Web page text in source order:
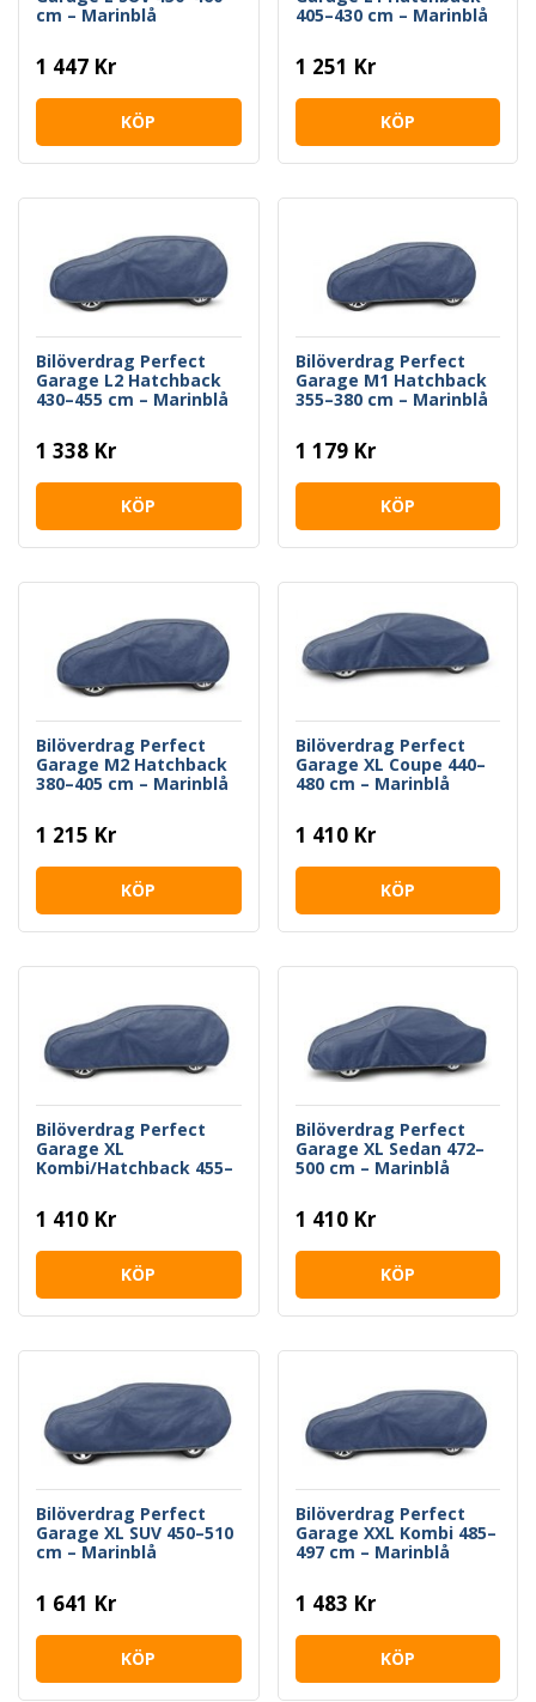
cm – Marinblå
1 447 Kr
KÖP
405–430 cm – Marinblå
1 251 Kr
KÖP
Bilöverdrag Perfect
Garage L2 Hatchback
430–455 cm – Marinblå
1 338 Kr
KÖP
Bilöverdrag Perfect
Garage M1 Hatchback
355–380 cm – Marinblå
1 179 Kr
KÖP
Bilöverdrag Perfect
Garage M2 Hatchback
380–405 cm – Marinblå
1 215 Kr
KÖP
Bilöverdrag Perfect
Garage XL Coupe 440–
480 cm – Marinblå
1 410 Kr
KÖP
Bilöverdrag Perfect
Garage XL
Kombi/Hatchback 455–
1 410 Kr
KÖP
Bilöverdrag Perfect
Garage XL Sedan 472–
500 cm – Marinblå
1 410 Kr
KÖP
Bilöverdrag Perfect
Garage XL SUV 450–510
cm – Marinblå
1 641 Kr
KÖP
Bilöverdrag Perfect
Garage XXL Kombi 485–
497 cm – Marinblå
1 483 Kr
KÖP